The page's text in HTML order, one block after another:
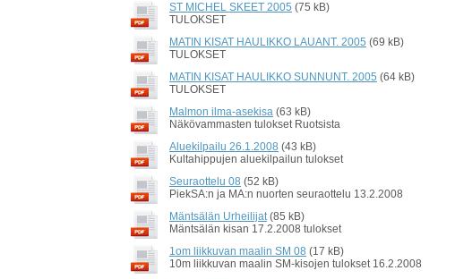
ST MICHEL SKEET 2005 (75 kB)
TULOKSET
MATIN KISAT HAULIKKO LAUANT. 2005 (69 kB)
TULOKSET
MATIN KISAT HAULIKKO SUNNUNT. 2005 (64 kB)
TULOKSET
Malmon ilma-asekisa (63 kB)
Näkövammasten tulokset Ruotsista
Aluekilpailu 26.1.2008 (43 kB)
Kultahippujen aluekilpailun tulokset
Seuraottelu 08 (52 kB)
PiekSA:n ja MA:n nuorten seuraottelu 13.2.2008
Mäntsälän Urheilijat (85 kB)
Mäntsälän kisan 17.2.2008 tulokset
1om liikkuvan maalin SM 08 (17 kB)
10m liikkuvan maalin SM-kisojen tulokset 16.2.2008